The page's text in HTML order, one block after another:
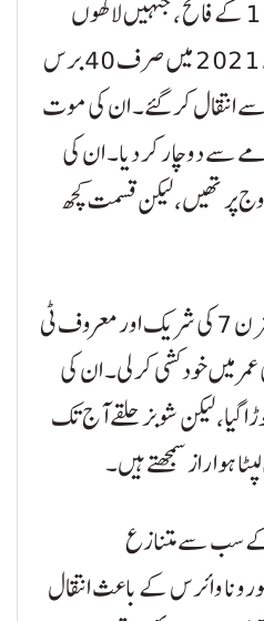
سیدارتھ شُکلا: بگ باس 13 کے فاتح، جنہیں لاکھوں
دلوں کی دھڑکن کہا جاتا تھا، 2021 میں صرف 40 برس
سے انتقال کر گئے۔ ان کی موت
دوچار کر دیا۔ ان کی
پر تھیں، لیکن قسمت کچھ
پراتیوشا بنرجی: بگ باس سیزن 7 کی شریک اور معروف ٹی
نے 24 سال کی عمر میں خودکشی کر لی۔ ان کی
گیا، لیکن شوبز حلقے آج تک
ہوا راز سمجھتے ہیں۔
اوم: بگ باس 10 کے سب سے متنازع
2021 میں کورونا وائرس کے باعث انتقال